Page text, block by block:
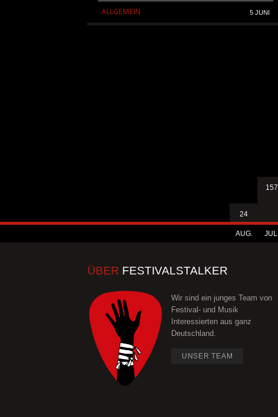
ALLGEMEIN 5 JUNI
24
AUG.
157
JULI
ÜBER FESTIVALSTALKER
Wir sind ein junges Team von
Festival- und Musik
Interessierten aus ganz
Deutschland.
UNSER TEAM